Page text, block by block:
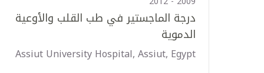
درجة الماجستير في طب القلب والأوعية
الدموية
Assiut University Hospital, Assiut, Egypt